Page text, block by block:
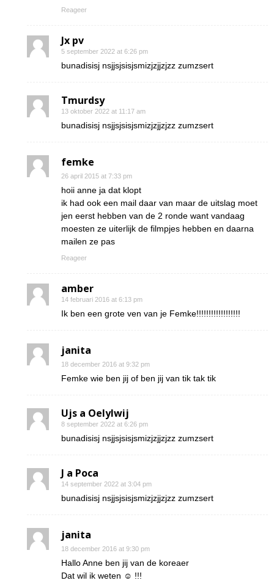
Reageer
Jx pv
5 september 2022 at 6:26 pm
bunadisisj nsjjsjsisjsmizjzjjzjzz zumzsert
Tmurdsy
13 oktober 2022 at 11:17 am
bunadisisj nsjjsjsisjsmizjzjjzjzz zumzsert
femke
26 april 2015 at 7:33 pm
hoii anne ja dat klopt
ik had ook een mail daar van maar de uitslag moet
jen eerst hebben van de 2 ronde want vandaag
moesten ze uiterlijk de filmpjes hebben en daarna
mailen ze pas
Reageer
amber
14 februari 2016 at 6:13 pm
Ik ben een grote ven van je Femke!!!!!!!!!!!!!!!!!!
janita
18 december 2016 at 9:32 pm
Femke wie ben jij of ben jij van tik tak tik
Ujs a Oelylwij
8 september 2022 at 6:26 pm
bunadisisj nsjjsjsisjsmizjzjjzjzz zumzsert
J a Poca
14 september 2022 at 3:04 pm
bunadisisj nsjjsjsisjsmizjzjjzjzz zumzsert
janita
18 december 2016 at 9:30 pm
Hallo Anne ben jij van de koreaer
Dat wil ik weten ☺ !!!